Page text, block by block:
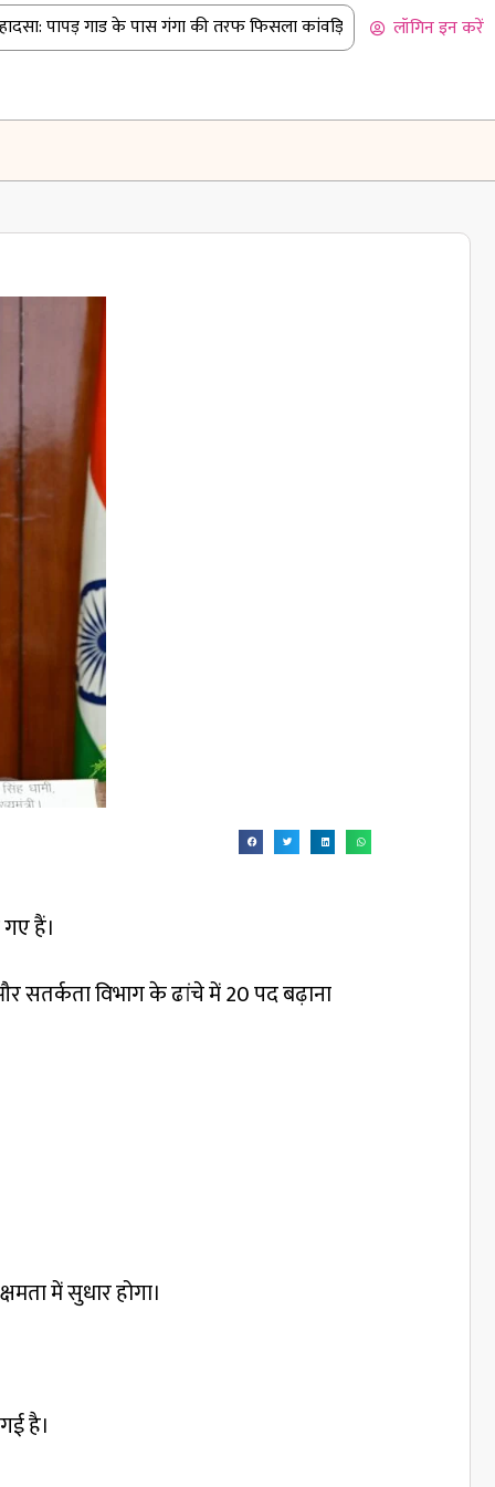
पापड़ गाड के पास गंगा की तरफ फिसला कांवड़ियों से भरा पिकअप |
लॉगिन इन करें
हैं।
सतर्कता विभाग के ढांचे में 20 पद बढ़ाना
में सुधार होगा।
है।